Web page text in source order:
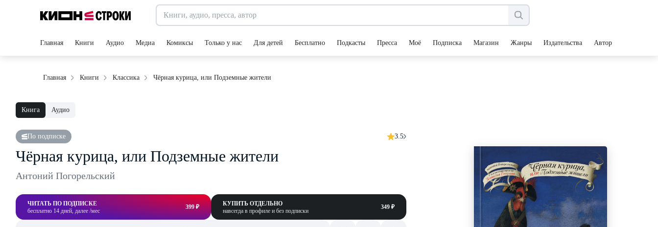
Главная Книги Аудио Медиа Комиксы Только у нас Для детей Бесплатно Подкасты Пресса Моё Подписка Магазин Жанры Издательства Авторы
Главная Книги Классика Чёрная курица, или Подземные жители
Книга Аудио
По подписке 3.5
Чёрная курица, или Подземные жители
Антоний Погорельский
ЧИТАТЬ ПО ПОДПИСКЕ
бесплатно 14 дней, далее /мес
399 ₽
КУПИТЬ ОТДЕЛЬНО
навсегда в профиле и без подписки
349 ₽